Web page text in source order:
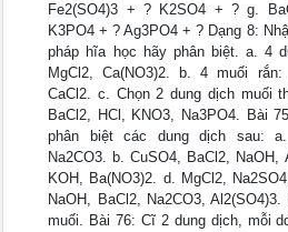
Fe2(SO4)3 + ? K2SO4 + ? g.
K3PO4 + ? Ag3PO4 + ? Dạng 8:
pháp hĩa học hãy phân biệt. a. 4
MgCl2, Ca(NO3)2. b. 4 muối rắn:
CaCl2. c. Chọn 2 dung dịch muối
BaCl2, HCl, KNO3, Na3PO4. Bài
phân biệt các dung dịch sau: a.
Na2CO3. b. CuSO4, BaCl2,
KOH, Ba(NO3)2. d. MgCl2,
NaOH, BaCl2, Na2CO3,
muối. Bài 76: Cĩ 2 dung dịch, mỗi